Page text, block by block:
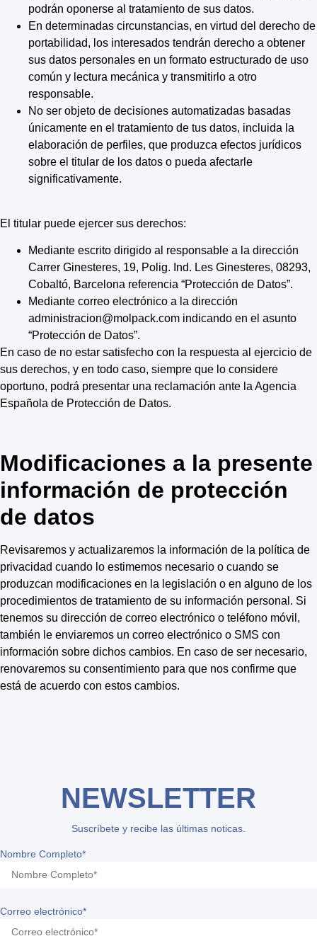
podrán oponerse al tratamiento de sus datos.
En determinadas circunstancias, en virtud del derecho de
portabilidad, los interesados tendrán derecho a obtener
sus datos personales en un formato estructurado de uso
común y lectura mecánica y transmitirlo a otro
responsable.
No ser objeto de decisiones automatizadas basadas
únicamente en el tratamiento de tus datos, incluida la
elaboración de perfiles, que produzca efectos jurídicos
sobre el titular de los datos o pueda afectarle
significativamente.
El titular puede ejercer sus derechos:
Mediante escrito dirigido al responsable a la dirección
Carrer Ginesteres, 19, Polig. Ind. Les Ginesteres, 08293,
Cobaltó, Barcelona referencia “Protección de Datos”.
Mediante correo electrónico a la dirección
administracion@molpack.com indicando en el asunto
“Protección de Datos”.
En caso de no estar satisfecho con la respuesta al ejercicio de
sus derechos, y en todo caso, siempre que lo considere
oportuno, podrá presentar una reclamación ante la Agencia
Española de Protección de Datos.
Modificaciones a la presente
información de protección
de datos
Revisaremos y actualizaremos la información de la política de
privacidad cuando lo estimemos necesario o cuando se
produzcan modificaciones en la legislación o en alguno de los
procedimientos de tratamiento de su información personal. Si
tenemos su dirección de correo electrónico o teléfono móvil,
también le enviaremos un correo electrónico o SMS con
información sobre dichos cambios. En caso de ser necesario,
renovaremos su consentimiento para que nos confirme que
está de acuerdo con estos cambios.
NEWSLETTER
Suscríbete y recibe las últimas noticas.
Nombre Completo*
Correo electrónico*